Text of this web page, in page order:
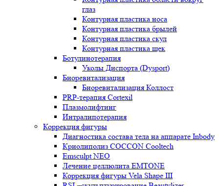
глаз
Контурная пластика носа
Контурная пластика брылей
Контурная пластика скул
Контурная пластика щек
Ботулинотерапия
Уколы Диспорта (Dysport)
Биоревитализация
Биоревитализация Коллост
PRP-терапия Cortexil
Плазмолифтинг
Интралипотерапия
Коррекция фигуры
Диагностика состава тела на аппарате Inbody
Криолиполиз COCCON Cooltech
Emsculpt NEO
Лечение целлюлита EMTONE
Коррекция фигуры Vela Shape III